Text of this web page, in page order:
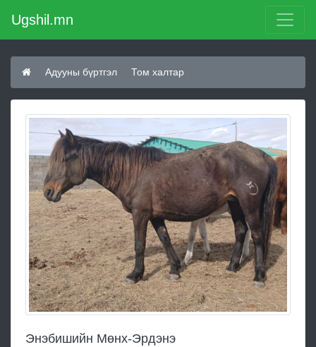
Ugshil.mn
Адууны бүртгэл Том халтар
Энэбишийн Мөнх-Эрдэнэ